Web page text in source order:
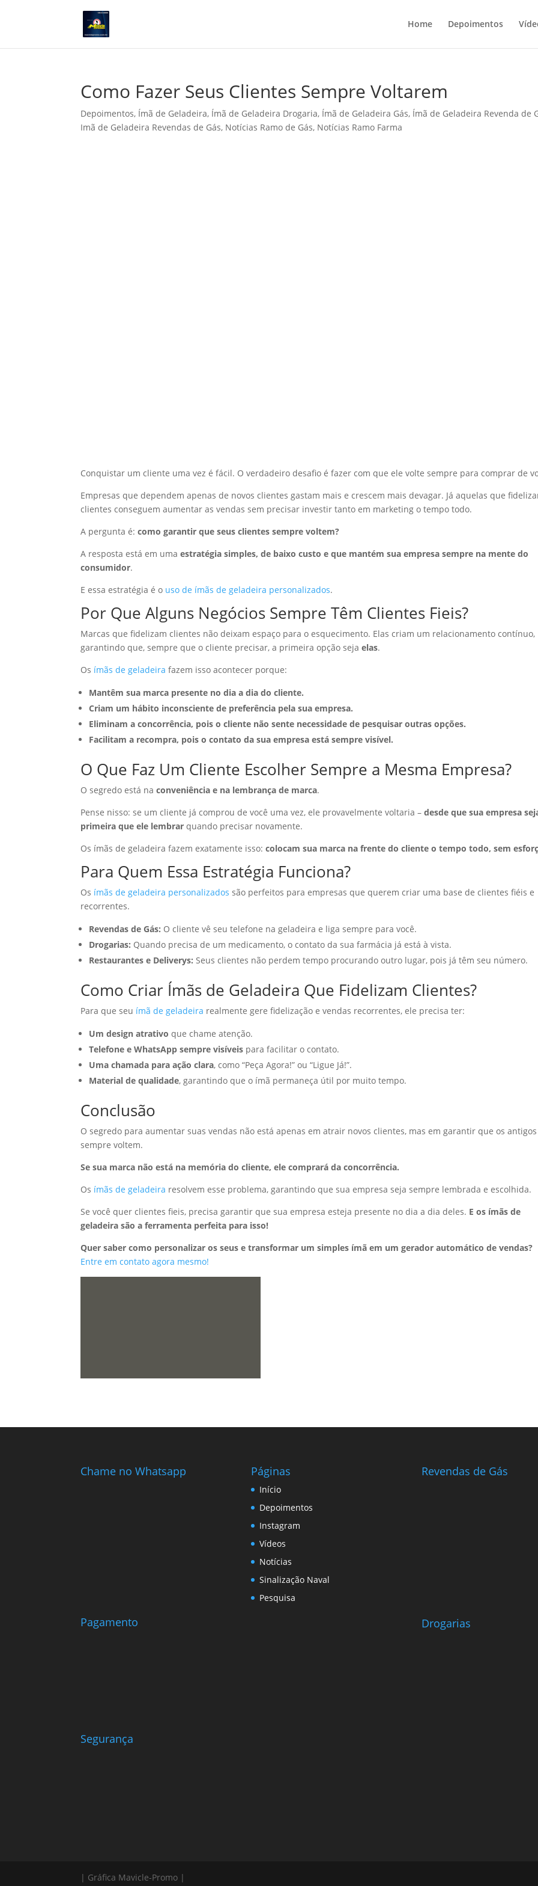
Home Depoimentos
Como Fazer Seus Clientes Sempre Voltarem
Depoimentos, Ímã de Geladeira, Ímã de Geladeira Drogaria, Ímã de Geladeira Gás, Ímã de Geladeira Revenda de
Imã de Geladeira Revendas de Gás, Notícias Ramo de Gás, Notícias Ramo Farma
Conquistar um cliente uma vez é fácil. O verdadeiro desafio é fazer com que ele volte sempre para comprar de
Empresas que dependem apenas de novos clientes gastam mais e crescem mais devagar. Já aquelas que
clientes conseguem aumentar as vendas sem precisar investir tanto em marketing o tempo todo.
A pergunta é:como garantir que seus clientes sempre voltem?
A resposta está em umaestratégia simples, de baixo custo e que mantém sua empresa sempre na mente do
consumidor.
E essa estratégia é o uso de ímãs de geladeira personalizados.
Por Que Alguns Negócios Sempre Têm Clientes Fieis?
Marcas que fidelizam clientes não deixam espaço para o esquecimento. Elas criam um relacionamento contínuo,
garantindo que, sempre que o cliente precisar, a primeira opção sejaelas.
Os ímãs de geladeira fazem isso acontecer porque:
Mantêm sua marca presente no dia a dia do cliente.
Criam um hábito inconsciente de preferência pela sua empresa.
Eliminam a concorrência, pois o cliente não sente necessidade de pesquisar outras opções.
Facilitam a recompra, pois o contato da sua empresa está sempre visível.
O Que Faz Um Cliente Escolher Sempre a Mesma Empresa?
O segredo está naconveniência e na lembrança de marca.
Pense nisso: se um cliente já comprou de você uma vez, ele provavelmente voltaria –desde que sua empresa
primeira que ele lembrar quando precisar novamente.
Os ímãs de geladeira fazem exatamente isso:colocam sua marca na frente do cliente o tempo todo, sem
Para Quem Essa Estratégia Funciona?
Os ímãs de geladeira personalizados são perfeitos para empresas que querem criar uma base de clientes fiéis e
recorrentes.
Revendas de Gás: O cliente vê seu telefone na geladeira e liga sempre para você.
Drogarias: Quando precisa de um medicamento, o contato da sua farmácia já está à vista.
Restaurantes e Deliverys: Seus clientes não perdem tempo procurando outro lugar, pois já têm seu número.
Como Criar Ímãs de Geladeira Que Fidelizam Clientes?
Para que seu ímã de geladeira realmente gere fidelização e vendas recorrentes, ele precisa ter:
Um design atrativo que chame atenção.
Telefone e WhatsApp sempre visíveis para facilitar o contato.
Uma chamada para ação clara, como “Peça Agora!” ou “Ligue Já!”.
Material de qualidade, garantindo que o ímã permaneça útil por muito tempo.
Conclusão
O segredo para aumentar suas vendas não está apenas em atrair novos clientes, mas em garantir que os antigos
sempre voltem.
Se sua marca não está na memória do cliente, ele comprará da concorrência.
Os ímãs de geladeira resolvem esse problema, garantindo que sua empresa seja sempre lembrada e escolhida.
Se você quer clientes fieis, precisa garantir que sua empresa esteja presente no dia a dia deles. E os ímãs de
geladeira são a ferramenta perfeita para isso!
Quer saber como personalizar os seus e transformar um simples ímã em um gerador automático de vendas?
Entre em contato agora mesmo!
Chame no Whatsapp
Pagamento
Segurança
Páginas
Início
Depoimentos
Instagram
Vídeos
Notícias
Sinalização Naval
Pesquisa
Revendas de Gás
Drogarias
| Gráfica Mavicle-Promo |